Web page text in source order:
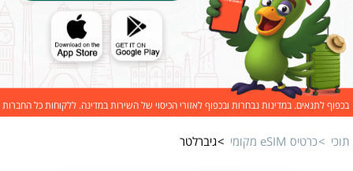
בכפוף לתנאים. במדינות נבחרות ובכפוף לאזורי הכיסוי של השירות במדינה. ללקוחות כל החברות
תוכי כרטיס eSIM מקומי גיברלטר